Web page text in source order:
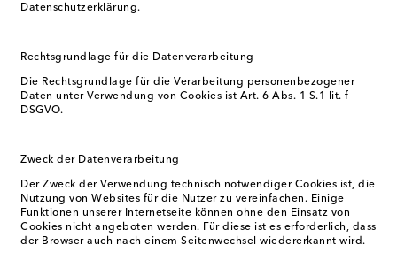
Datenschutzerklärung.
Rechtsgrundlage für die Datenverarbeitung
Die Rechtsgrundlage für die Verarbeitung personenbezogener
Daten unter Verwendung von Cookies ist Art. 6 Abs. 1 S.1 lit. f
DSGVO.
Zweck der Datenverarbeitung
Der Zweck der Verwendung technisch notwendiger Cookies ist, die
Nutzung von Websites für die Nutzer zu vereinfachen. Einige
Funktionen unserer Internetseite können ohne den Einsatz von
Cookies nicht angeboten werden. Für diese ist es erforderlich, dass
der Browser auch nach einem Seitenwechsel wiedererkannt wird.